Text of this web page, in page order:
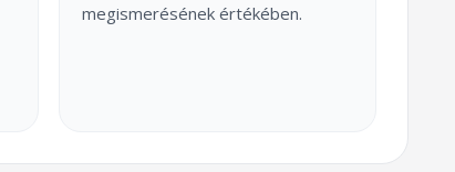
megismerésének értékében.